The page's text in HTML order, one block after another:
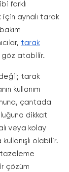
farklı
aynalı tarak
tarak
atabilir.
değil; tarak
kullanım
çantada
dikkat
veya kolay
olabilir.
tazeleme
çözüm